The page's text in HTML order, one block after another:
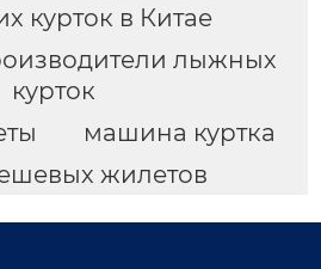
курток в Китае
лыжных
курток
машина куртка
жилетов